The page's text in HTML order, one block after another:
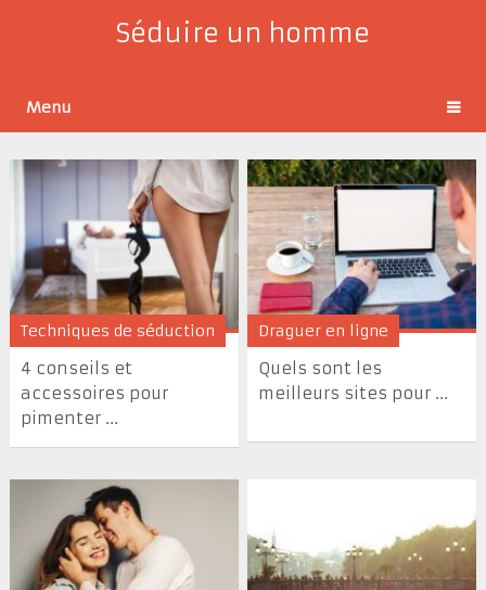
Séduire un homme
Menu
Techniques de séduction
4 conseils et
accessoires pour
pimenter ...
Draguer en ligne
Quels sont les
meilleurs sites pour ...